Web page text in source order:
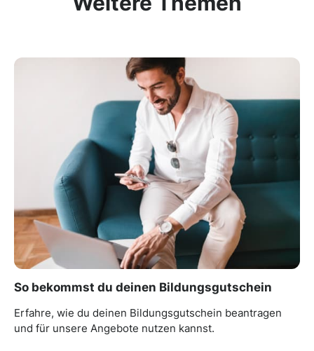
So bekommst du deinen Bildungsgutschein
Erfahre, wie du deinen Bildungsgutschein beantragen
und für unsere Angebote nutzen kannst.